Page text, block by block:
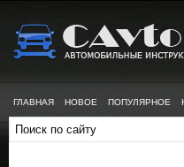
ГЛАВНАЯ НОВОЕ ПОПУЛЯРНОЕ